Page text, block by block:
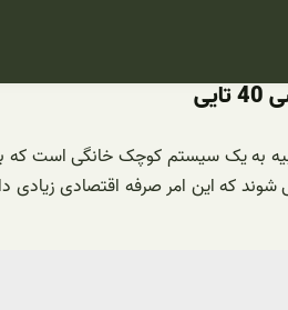
40 تایی بیشتر شبیه به یک سیستم کوچک
که این امر صرفه اقتصادی زیادی